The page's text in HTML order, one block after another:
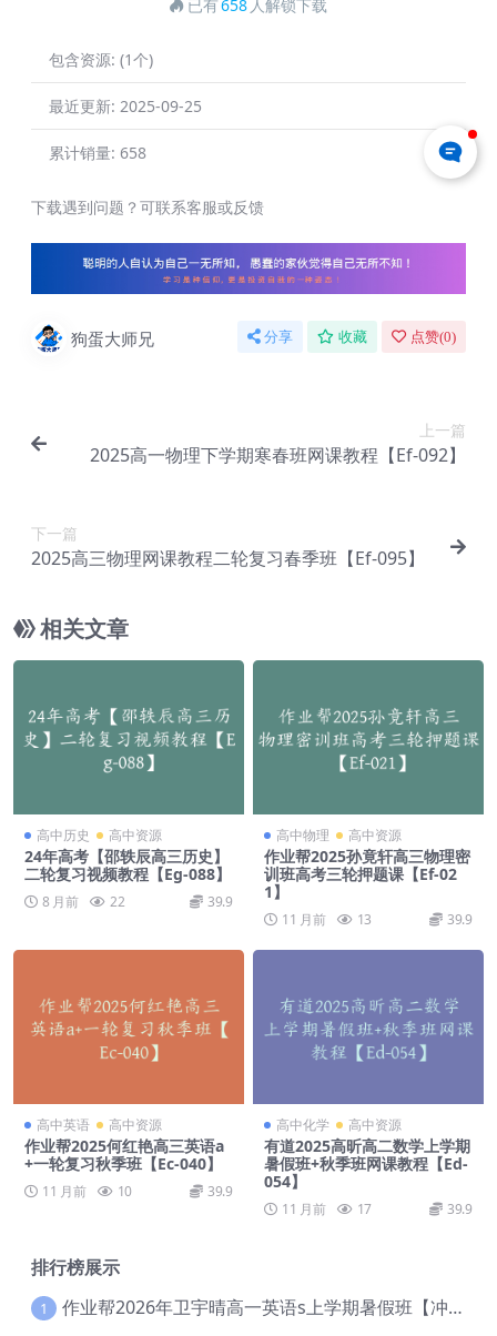
已有658 人解锁下载
包含资源: (1个)
最近更新: 2025-09-25
累计销量: 658
下载遇到问题？可联系客服或反馈
狗蛋大师兄 分享 收藏 点赞(0)
上一篇
2025高一物理下学期寒春班网课教程【Ef-092】
下一篇
2025高三物理网课教程二轮复习春季班【Ef-095】
相关文章
高中历史 高中资源
24年高考【邵轶辰高三历史】
二轮复习视频教程【Eg-088】
8 月前 22 39.9
高中物理 高中资源
作业帮2025孙竟轩高三物理密
训班高考三轮押题课【Ef-02
1】
11 月前 13 39.9
高中英语 高中资源
作业帮2025何红艳高三英语a
+一轮复习秋季班【Ec-040】
11 月前 10 39.9
高中化学 高中资源
有道2025高昕高二数学上学期
暑假班+秋季班网课教程【Ed-
054】
11 月前 17 39.9
排行榜展示
1 作业帮2026年卫宇晴高一英语s上学期暑假班【冲顶班】【Ec-003】